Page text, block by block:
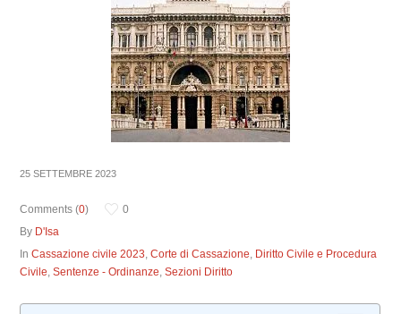
25 SETTEMBRE 2023
Comments (0)
0
By D'Isa
InCassazione civile 2023,Corte di Cassazione, Diritto Civile e Procedura
Civile,Sentenze - Ordinanze,Sezioni Diritto